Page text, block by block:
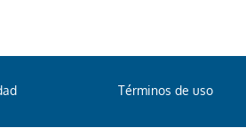
Términos de uso